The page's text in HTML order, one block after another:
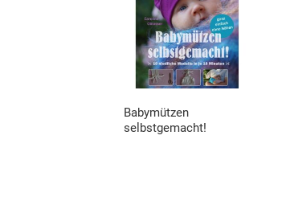
Babymützen
selbstgemacht!